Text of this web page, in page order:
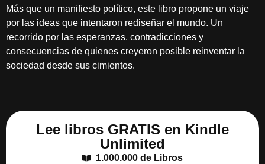
Más que un manifiesto político, este libro propone un viaje
por las ideas que intentaron rediseñar el mundo. Un
recorrido por las esperanzas, contradicciones y
consecuencias de quienes creyeron posible reinventar la
sociedad desde sus cimientos.
Lee libros GRATIS en Kindle
Unlimited
1.000.000 de Libros